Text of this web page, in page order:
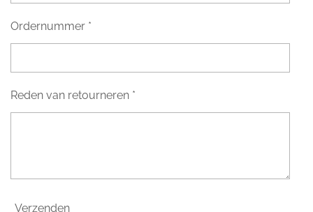
Ordernummer *
Reden van retourneren *
Verzenden